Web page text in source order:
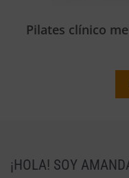
Pilates clínico
¡HOLA! SOY